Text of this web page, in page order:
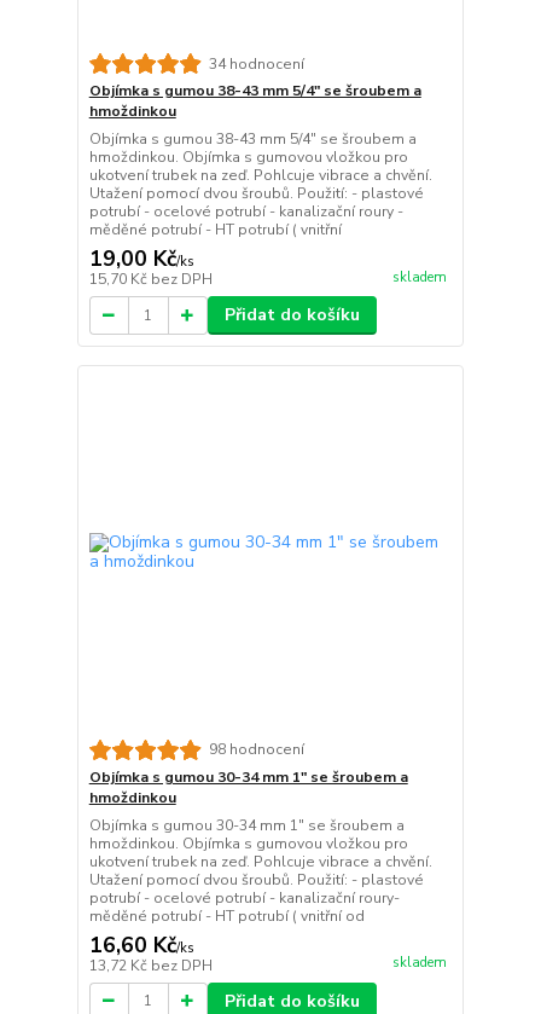
34 hodnocení
Objímka s gumou 38-43 mm 5/4" se šroubem a
hmoždinkou
Objímka s gumou 38-43 mm 5/4" se šroubem a
hmoždinkou. Objímka s gumovou vložkou pro
ukotvení trubek na zeď. Pohlcuje vibrace a chvění.
Utažení pomocí dvou šroubů. Použití: - plastové
potrubí - ocelové potrubí - kanalizační roury -
měděné potrubí - HT potrubí ( vnitřní
19,00 Kč/ks
15,70 Kč bez DPH skladem
Přidat do košíku
98 hodnocení
Objímka s gumou 30-34 mm 1" se šroubem a
hmoždinkou
Objímka s gumou 30-34 mm 1" se šroubem a
hmoždinkou. Objímka s gumovou vložkou pro
ukotvení trubek na zeď. Pohlcuje vibrace a chvění.
Utažení pomocí dvou šroubů. Použití: - plastové
potrubí - ocelové potrubí - kanalizační roury-
měděné potrubí - HT potrubí ( vnitřní od
16,60 Kč/ks
13,72 Kč bez DPH skladem
Přidat do košíku